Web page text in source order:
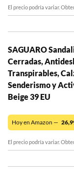
El precio podría variar.
SAGUARO
Cerradas,
Transpirables,
Senderismo y
Beige 39 EU
Hoy en Amazon —
El precio podría variar.